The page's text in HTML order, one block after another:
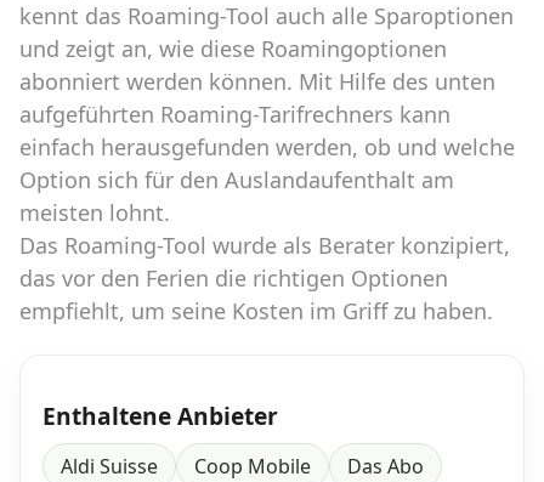
Forum
Über uns
Datenschutz ·AGB Impressum
kennt das Roaming-Tool auch alle Sparoptionen
und zeigt an, wie diese Roamingoptionen
abonniert werden können. Mit Hilfe des unten
aufgeführten Roaming-Tarifrechners kann
einfach herausgefunden werden, ob und welche
Option sich für den Auslandaufenthalt am
meisten lohnt.
Das Roaming-Tool wurde als Berater konzipiert,
das vor den Ferien die richtigen Optionen
empfiehlt, um seine Kosten im Griff zu haben.
Enthaltene Anbieter
Aldi Suisse Coop Mobile
Das Abo